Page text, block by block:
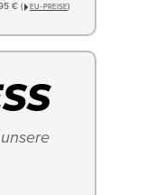
€ ( EU−PREISE)